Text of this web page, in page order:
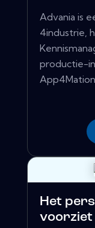
Advania is
4industrie,
productie-
App4Mation
Het
voorziet